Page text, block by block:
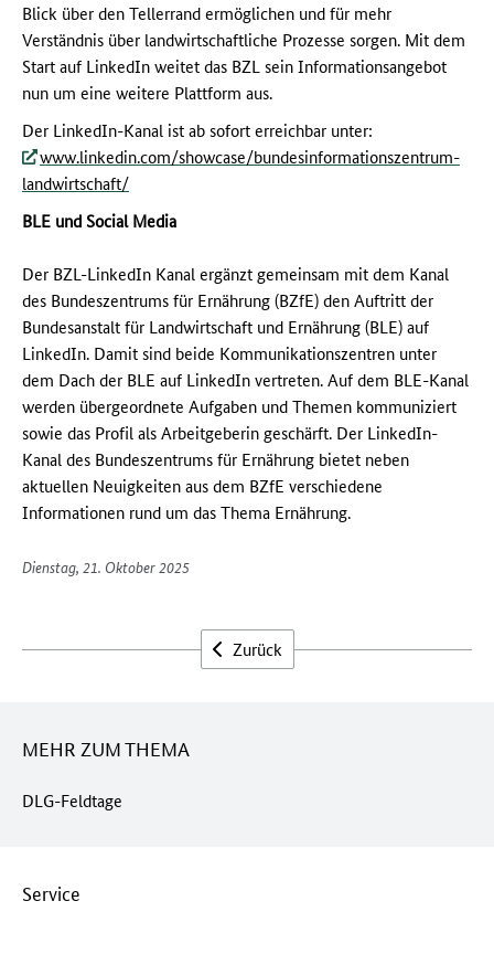
Blick über den Tellerrand ermöglichen und für mehr
Verständnis über landwirtschaftliche Prozesse sorgen. Mit dem
Start auf LinkedIn weitet das BZL sein Informationsangebot
nun um eine weitere Plattform aus.
Der LinkedIn-Kanal ist ab sofort erreichbar unter:
www.linkedin.com/showcase/bundesinformationszentrum-
landwirtschaft/
BLE und Social Media
Der BZL-LinkedIn Kanal ergänzt gemeinsam mit dem Kanal
des Bundeszentrums für Ernährung (BZfE) den Auftritt der
Bundesanstalt für Landwirtschaft und Ernährung (BLE) auf
LinkedIn. Damit sind beide Kommunikationszentren unter
dem Dach der BLE auf LinkedIn vertreten. Auf dem BLE-Kanal
werden übergeordnete Aufgaben und Themen kommuniziert
sowie das Profil als Arbeitgeberin geschärft. Der LinkedIn-
Kanal des Bundeszentrums für Ernährung bietet neben
aktuellen Neuigkeiten aus dem BZfE verschiedene
Informationen rund um das Thema Ernährung.
Dienstag, 21. Oktober 2025
Zurück
MEHR ZUM THEMA
DLG-Feldtage
Service